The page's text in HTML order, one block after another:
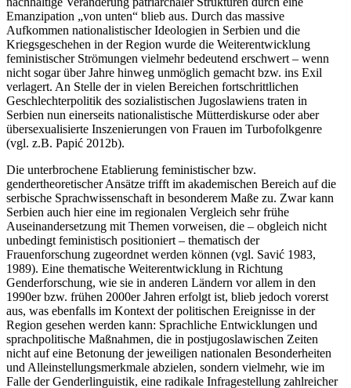
Emanzipation „von unten“ blieb aus. Durch das massive
Aufkommen nationalistischer Ideologien in Serbien und die
Kriegsgeschehen in der Region wurde die Weiterentwicklung
feministischer Strömungen vielmehr bedeutend erschwert – wenn
nicht sogar über Jahre hinweg unmöglich gemacht bzw. ins Exil
verlagert. An Stelle der in vielen Bereichen fortschrittlichen
Geschlechterpolitik des sozialistischen Jugoslawiens traten in
Serbien nun einerseits nationalistische Mütterdiskurse oder aber
übersexualisierte Inszenierungen von Frauen im Turbofolkgenre
(vgl. z.B. Papić 2012b).
Die unterbrochene Etablierung feministischer bzw.
gendertheoretischer Ansätze trifft im akademischen Bereich auf die
serbische Sprachwissenschaft in besonderem Maße zu. Zwar kann
Serbien auch hier eine im regionalen Vergleich sehr frühe
Auseinandersetzung mit Themen vorweisen, die – obgleich nicht
unbedingt feministisch positioniert – thematisch der
Frauenforschung zugeordnet werden können (vgl. Savić 1983,
1989). Eine thematische Weiterentwicklung in Richtung
Genderforschung, wie sie in anderen Ländern vor allem in den
1990er bzw. frühen 2000er Jahren erfolgt ist, blieb jedoch vorerst
aus, was ebenfalls im Kontext der politischen Ereignisse in der
Region gesehen werden kann: Sprachliche Entwicklungen und
sprachpolitische Maßnahmen, die in postjugoslawischen Zeiten
nicht auf eine Betonung der jeweiligen nationalen Besonderheiten
und Alleinstellungsmerkmale abzielen, sondern vielmehr, wie im
Falle der Genderlinguistik, eine radikale Infragestellung zahlreicher